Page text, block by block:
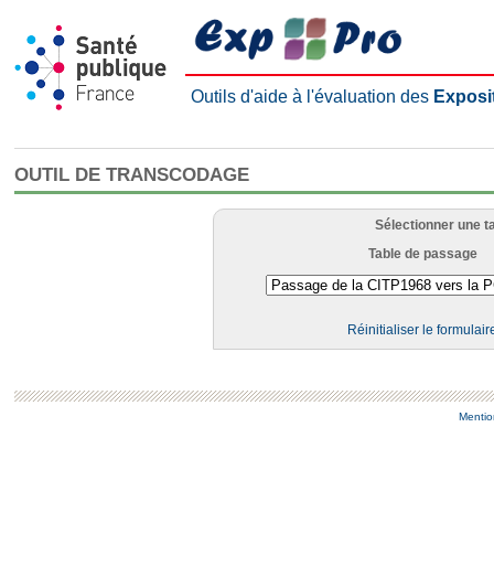
Outils d'aide à l'évaluation des
OUTIL DE TRANSCODAGE
Sélectionner une
Table de passage
Réinitialiser le